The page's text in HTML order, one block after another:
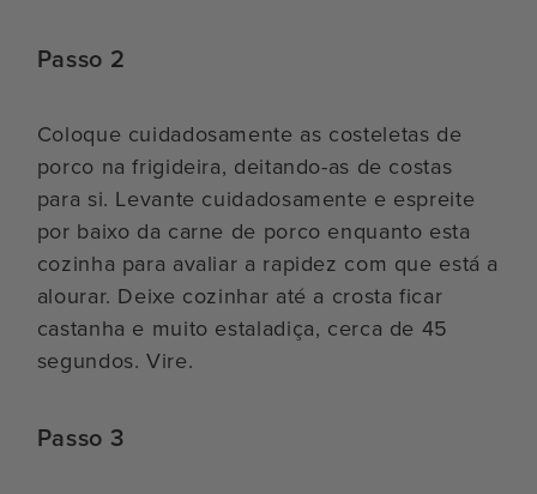
Passo 2
Coloque cuidadosamente as costeletas de
porco na frigideira, deitando-as de costas
para si. Levante cuidadosamente e espreite
por baixo da carne de porco enquanto esta
cozinha para avaliar a rapidez com que está a
alourar. Deixe cozinhar até a crosta ficar
castanha e muito estaladiça, cerca de 45
segundos. Vire.
Passo 3